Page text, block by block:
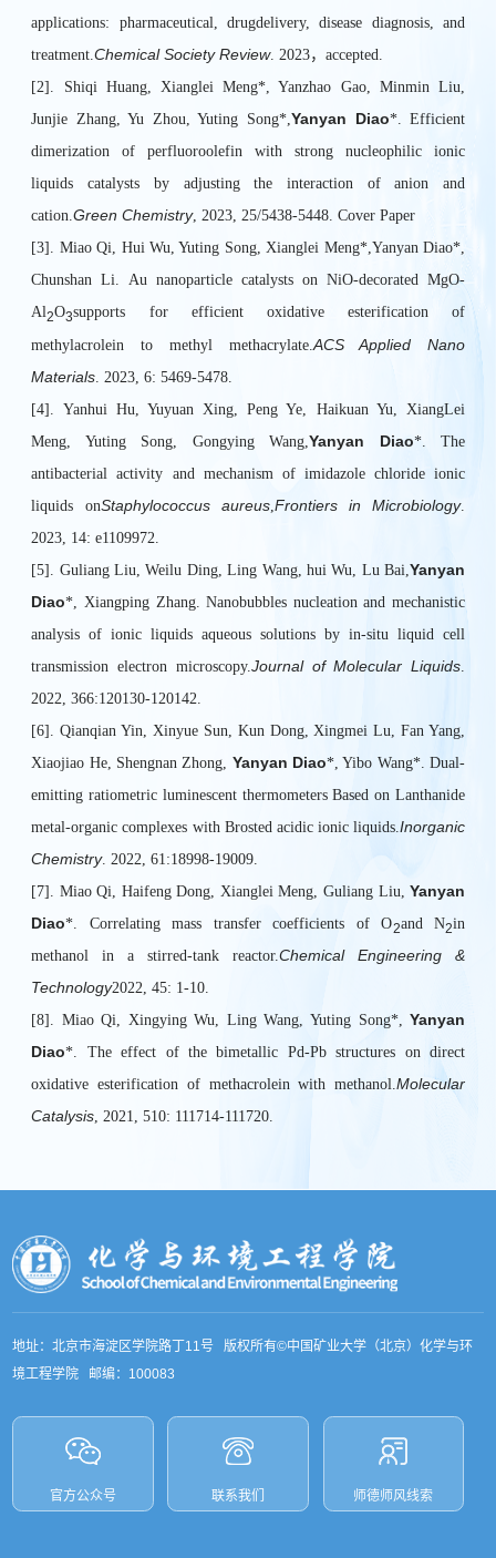
applications: pharmaceutical, drugdelivery, disease diagnosis, and
treatment.Chemical Society Review. 2023，accepted.
[2]. Shiqi Huang, Xianglei Meng*, Yanzhao Gao, Minmin Liu,
Junjie Zhang, Yu Zhou, Yuting Song*, Yanyan Diao*. Efficient
dimerization of perfluoroolefin with strong nucleophilic ionic
liquids catalysts by adjusting the interaction of anion and
cation.Green Chemistry, 2023, 25/5438-5448. Cover Paper
[3]. Miao Qi, Hui Wu, Yuting Song, Xianglei Meng*,Yanyan Diao*,
Chunshan Li. Au nanoparticle catalysts on NiO-decorated MgO-
Al2O3supports for efficient oxidative esterification of
methylacrolein to methyl methacrylate. ACS Applied Nano
Materials . 2023, 6: 5469-5478.
[4]. Yanhui Hu, Yuyuan Xing, Peng Ye, Haikuan Yu, XiangLei
Meng, Yuting Song, Gongying Wang,Yanyan Diao*. The
antibacterial activity and mechanism of imidazole chloride ionic
liquids onStaphylococcus aureus, Frontiers in Microbiology.
2023, 14: e1109972.
[5]. Guliang Liu, Weilu Ding, Ling Wang, hui Wu, Lu Bai,Yanyan
Diao*, Xiangping Zhang. Nanobubbles nucleation and mechanistic
analysis of ionic liquids aqueous solutions by in-situ liquid cell
transmission electron microscopy. Journal of Molecular Liquids
2022, 366:120130-120142.
[6]. Qianqian Yin, Xinyue Sun, Kun Dong, Xingmei Lu, Fan Yang,
Xiaojiao He, Shengnan Zhong, Yanyan Diao*, Yibo Wang*. Dual-
emitting ratiometric luminescent thermometers Based on Lanthanide
metal-organic complexes with Brosted acidic ionic liquids.Inorganic
Chemistry. 2022, 61:18998-19009.
[7]. Miao Qi, Haifeng Dong, Xianglei Meng, Guliang Liu,Yanyan
Diao*. Correlating mass transfer coefficients of O2and N2in
methanol in a stirred-tank reactor.Chemical Engineering &
Technology2022, 45: 1-10.
[8]. Miao Qi, Xingying Wu, Ling Wang, Yuting Song*,Yanyan
Diao*. The effect of the bimetallic Pd-Pb structures on direct
oxidative esterification of methacrolein with methanol.Molecular
Catalysis, 2021, 510: 111714-111720.
地址：北京市海淀区学院路丁11号 版权所有©中国矿业大学（北京）化学与环
境工程学院 邮编：100083
官方公众号 联系我们 师德师风线索